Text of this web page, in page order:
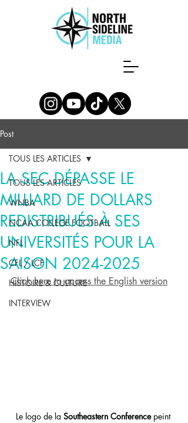
Post
TOUS LES ARTICLES
WNBA
NCAA COLLEGE FOOTBALL
NFL
CFL / LCF
HISTOIRE & CULTURE
INTERVIEW
TOUS LES ARTICLES
LA SEC DÉPASSE LE
MILLIARD DE DOLLARS
REDISTRIBUÉS À SES
UNIVERSITÉS POUR LA
SAISON 2024-2025
Click here to access the English version
Le logo de la Southeastern Conference peint